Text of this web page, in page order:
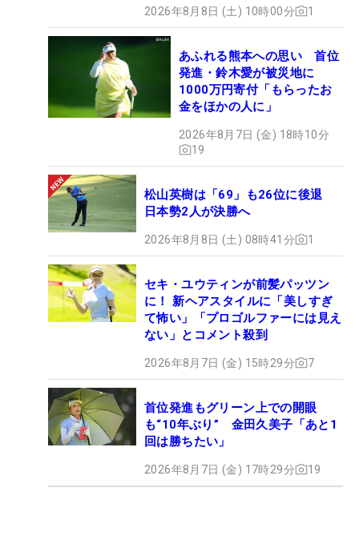
2026年8月8日 (土) 10時00分 1
あふれる熊本への思い 首位
発進・鈴木愛が被災地に
1000万円寄付「もらったお
金をほかの人に」
2026年8月7日 (金) 18時10分
19
松山英樹は「69」も26位に後退
日本勢2人が決勝へ
2026年8月8日 (土) 08時41分 1
セキ・ユウティンが前髪パッツン
に！ 新ヘアスタイルに「美しすぎ
て怖い」「プロゴルファーには見え
ない」とコメント殺到
2026年8月7日 (金) 15時29分 7
首位発進もグリーン上での開眼
も“10年ぶり” 金田久美子「あと1
回は勝ちたい」
2026年8月7日 (金) 17時29分 19